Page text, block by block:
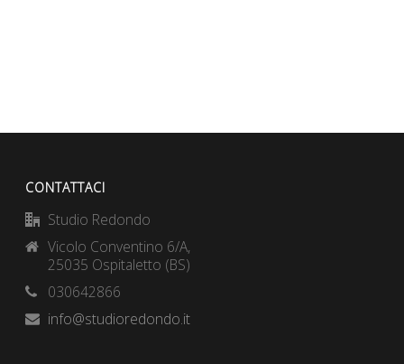
CONTATTACI
Studio Redondo
Vicolo Conventino 6/A,
25035 Ospitaletto (BS)
030642866
info@studioredondo.it